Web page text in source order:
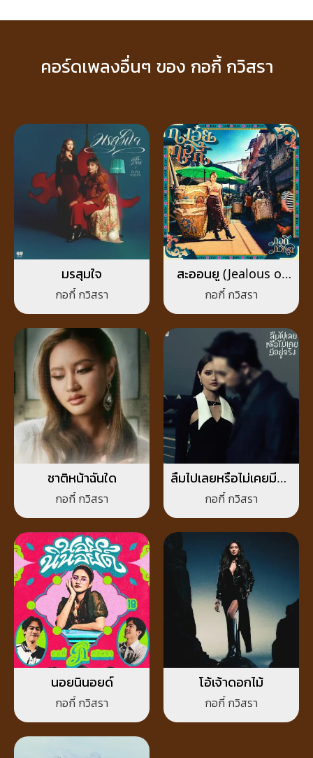
คอร์ดเพลงอื่นๆ ของ กอกี้ กวิสรา
มรสุมใจ
กอกี้ กวิสรา
สะออนยู (Jealous of
You)
กอกี้ กวิสรา
ชาติหน้าฉันใด
กอกี้ กวิสรา
ลืมไปเลยหรือไม่เคยมีอยู่
จริง
กอกี้ กวิสรา
นอยนินอยด์
กอกี้ กวิสรา
โอ้เจ้าดอกไม้
กอกี้ กวิสรา